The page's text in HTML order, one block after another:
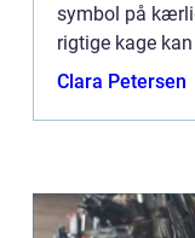
symbol på
rigtige kage
utallige
Clara Petersen